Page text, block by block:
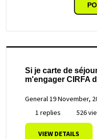
Si je carte de
m'engager CIRFA
General19 November,
1 replies
526
VIEW DETAILS